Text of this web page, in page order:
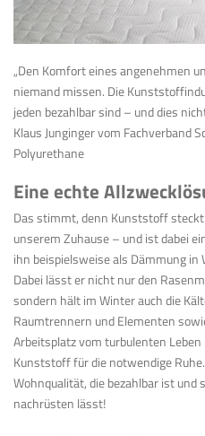
„Den Komfort eines angenehmen
niemand missen. Die
jeden bezahlbar sind – und dies
Klaus Junginger vom Fachverband
Polyurethane
Eine echte
Das stimmt, denn Kunststoff
unserem Zuhause – und ist dabei
ihn beispielsweise als Dämmung in
Dabei lässt er nicht nur den
sondern hält im Winter auch die
Raumtrennern und Elementen
Arbeitsplatz vom turbulenten
Kunststoff für die notwendige
Wohnqualität, die bezahlbar ist
nachrüsten lässt!